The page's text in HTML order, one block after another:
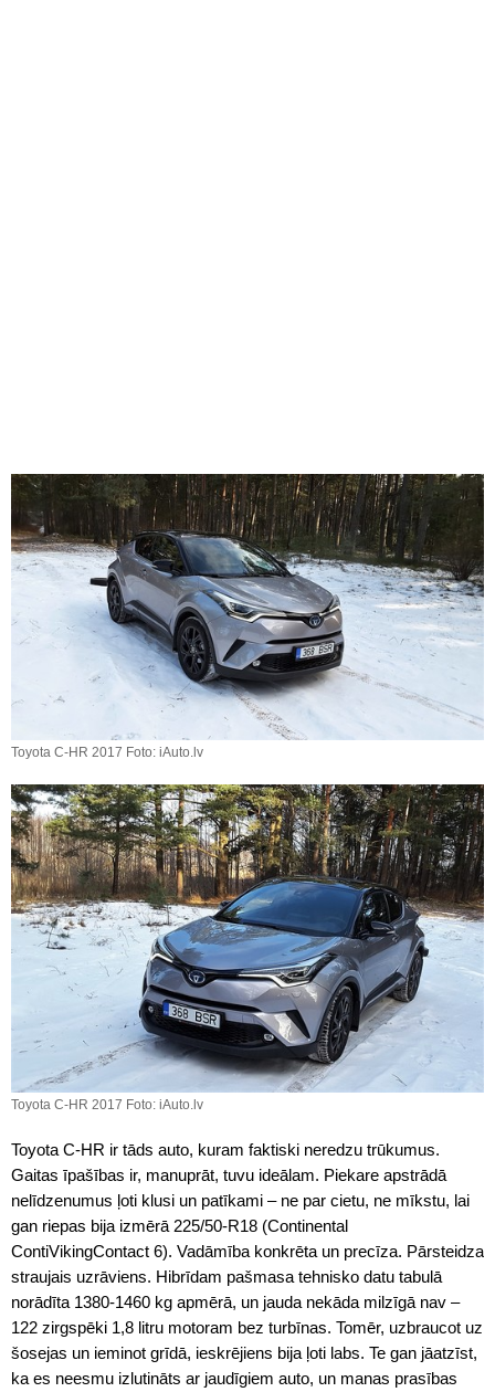
Toyota C-HR 2017 Foto: iAuto.lv
Toyota C-HR 2017 Foto: iAuto.lv
Toyota C-HR ir tāds auto, kuram faktiski neredzu trūkumus.
Gaitas īpašības ir, manuprāt, tuvu ideālam. Piekare apstrādā
nelīdzenumus ļoti klusi un patīkami – ne par cietu, ne mīkstu, lai
gan riepas bija izmērā 225/50-R18 (Continental
ContiVikingContact 6). Vadāmība konkrēta un precīza. Pārsteidza
straujais uzrāviens. Hibrīdam pašmasa tehnisko datu tabulā
norādīta 1380-1460 kg apmērā, un jauda nekāda milzīgā nav –
122 zirgspēki 1,8 litru motoram bez turbīnas. Tomēr, uzbraucot uz
šosejas un ieminot grīdā, ieskrējiens bija ļoti labs. Te gan jāatzīst,
ka es neesmu izlutināts ar jaudīgiem auto, un manas prasības